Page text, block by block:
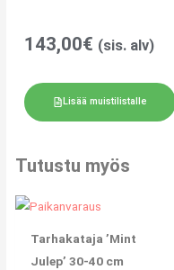
143,00€ (sis. alv)
Lisää muistilistalle
Tutustu myös
Tarhakataja ’Mint
Julep’ 30-40 cm